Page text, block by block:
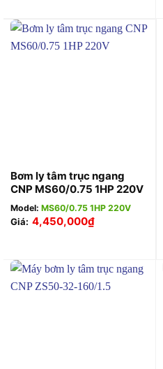
Bơm ly tâm trục ngang
CNP MS60/0.75 1HP 220V
Model: MS60/0.75 1HP 220V
Giá: 4,450,000₫